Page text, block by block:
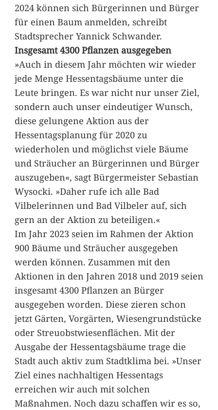
2024 können sich Bürgerinnen und Bürger
für einen Baum anmelden, schreibt
Stadtsprecher Yannick Schwander.
Insgesamt 4300 Pflanzen ausgegeben
»Auch in diesem Jahr möchten wir wieder
jede Menge Hessentagsbäume unter die
Leute bringen. Es war nicht nur unser Ziel,
sondern auch unser eindeutiger Wunsch,
diese gelungene Aktion aus der
Hessentagsplanung für 2020 zu
wiederholen und möglichst viele Bäume
und Sträucher an Bürgerinnen und Bürger
auszugeben«, sagt Bürgermeister Sebastian
Wysocki. »Daher rufe ich alle Bad
Vilbelerinnen und Bad Vilbeler auf, sich
gern an der Aktion zu beteiligen.«
Im Jahr 2023 seien im Rahmen der Aktion
900 Bäume und Sträucher ausgegeben
werden können. Zusammen mit den
Aktionen in den Jahren 2018 und 2019 seien
insgesamt 4300 Pflanzen an Bürger
ausgegeben worden. Diese zieren schon
jetzt Gärten, Vorgärten, Wiesengrundstücke
oder Streuobstwiesenflächen. Mit der
Ausgabe der Hessentagsbäume trage die
Stadt auch aktiv zum Stadtklima bei. »Unser
Ziel eines nachhaltigen Hessentags
erreichen wir auch mit solchen
Maßnahmen. Noch dazu schaffen wir es so,